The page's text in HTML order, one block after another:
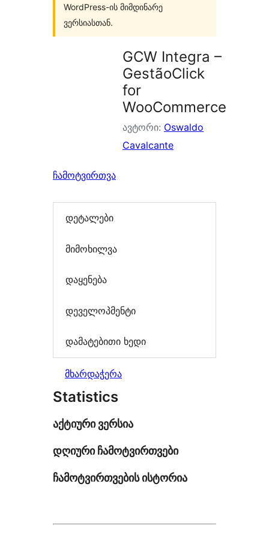
WordPress-ის მიმდინარე
ვერსიასთან.
GCW Integra –
GestãoClick
for
WooCommerce
ავტორი: Oswaldo
Cavalcante
ჩამოტვირთვა
დეტალები
მიმოხილვა
დაყენება
დეველოპმენტი
დამატებითი ხედი
მხარდაჭერა
Statistics
აქტიური ვერსია
დღიური ჩამოტვირთვები
ჩამოტვირთვების ისტორია